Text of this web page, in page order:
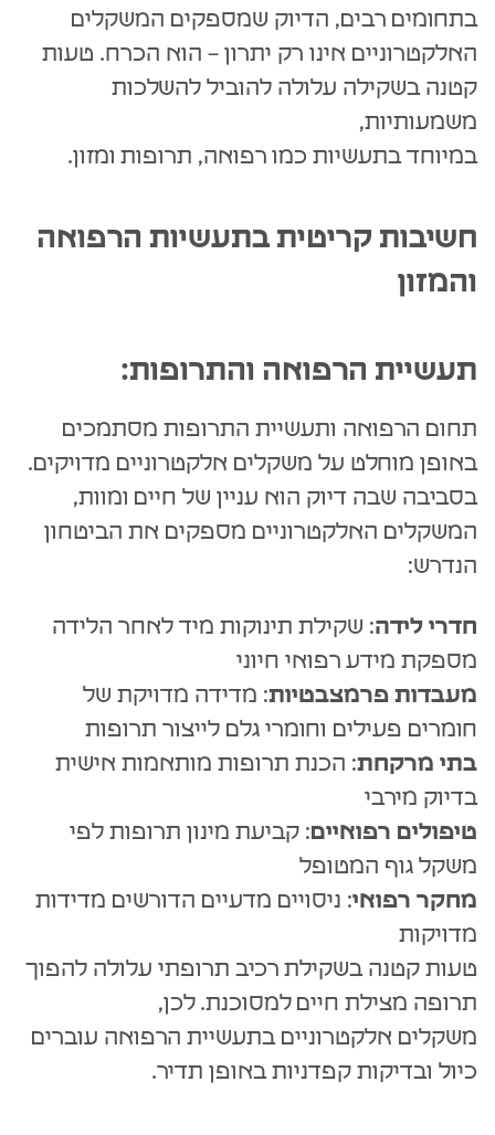
בתחומים רבים, הדיוק שמספקים המשקלים
האלקטרוניים אינו רק יתרון – הוא הכרח. טעות
קטנה בשקילה עלולה להוביל להשלכות
משמעותיות,
במיוחד בתעשיות כמו רפואה, תרופות ומזון.
חשיבות קריטית בתעשיות הרפואה
והמזון
תעשיית הרפואה והתרופות:
תחום הרפואה ותעשיית התרופות מסתמכים
באופן מוחלט על משקלים אלקטרוניים מדויקים.
בסביבה שבה דיוק הוא עניין של חיים ומוות,
המשקלים האלקטרוניים מספקים את הביטחון
הנדרש:
חדרי לידה: שקילת תינוקות מיד לאחר הלידה
מספקת מידע רפואי חיוני
מעבדות פרמצבטיות: מדידה מדויקת של
חומרים פעילים וחומרי גלם לייצור תרופות
בתי מרקחת: הכנת תרופות מותאמות אישית
בדיוק מירבי
טיפולים רפואיים: קביעת מינון תרופות לפי
משקל גוף המטופל
מחקר רפואי: ניסויים מדעיים הדורשים מדידות
מדויקות
טעות קטנה בשקילת רכיב תרופתי עלולה להפוך
תרופה מצילת חיים למסוכנת. לכן,
משקלים אלקטרוניים בתעשיית הרפואה עוברים
כיול ובדיקות קפדניות באופן תדיר.